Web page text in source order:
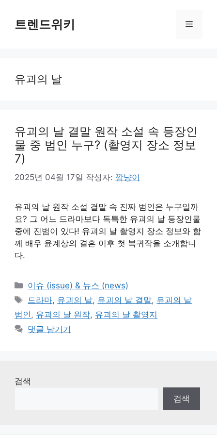
트렌드위키 메
유괴의 날
유괴의 날 결말 원작 소설 속 등장인
물 중 범인 누구? (촬영지 장소 정보
7)
2025년 04월 17일 작성자: 깜냥이
유괴의 날 원작 소설 결말 속 진짜 범인은 누구일까
요? 그 어느 드라마보다 독특한 유괴의 날 등장인물
중에 진범이 있다! 유괴의 날 촬영지 장소 정보와 함
께 배우 윤계상의 결혼 이후 첫 복귀작을 소개합니
다.
카
테
리
이슈 (issue) & 뉴스 (news)
태
그
드라마, 유괴의 날, 유괴의 날 결말, 유괴의 날
범인 , 유괴의 날 원작, 유괴의 날 촬영지
댓글 남기기
검색
검색